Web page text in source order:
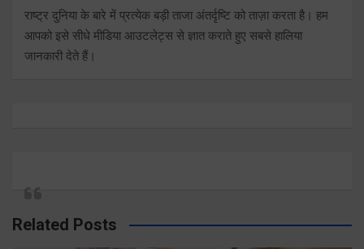
राष्ट्र दुनिया के बारे में प्रत्येक बड़ी ताजा अंतर्दृष्टि को ताज़ा करता है। हम
आपको इसे सीधे मीडिया आउटलेट्स से ज्ञात कराते हुए सबसे हालिया
जानकारी देते हैं।
Related Posts